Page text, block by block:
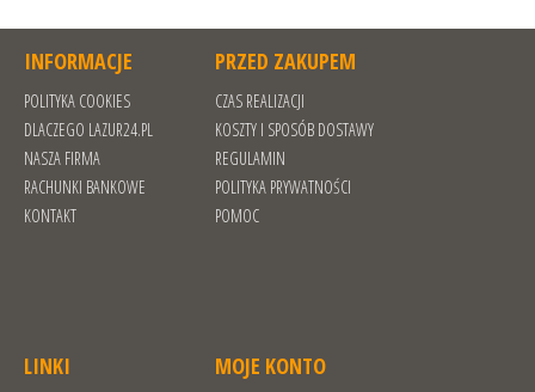
INFORMACJE
POLITYKA COOKIES
DLACZEGO LAZUR24.PL
NASZA FIRMA
RACHUNKI BANKOWE
KONTAKT
PRZED ZAKUPEM
CZAS REALIZACJI
KOSZTY I SPOSÓB DOSTAWY
REGULAMIN
POLITYKA PRYWATNOŚCI
POMOC
LINKI MOJE KONTO